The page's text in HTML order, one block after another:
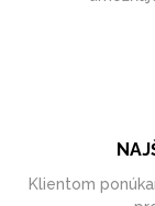
Klientom